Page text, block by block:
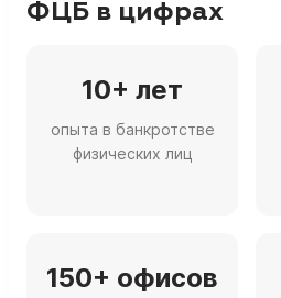
ФЦБ в цифрах
10+ лет
опыта в банкротстве
физических лиц
150+ офисов